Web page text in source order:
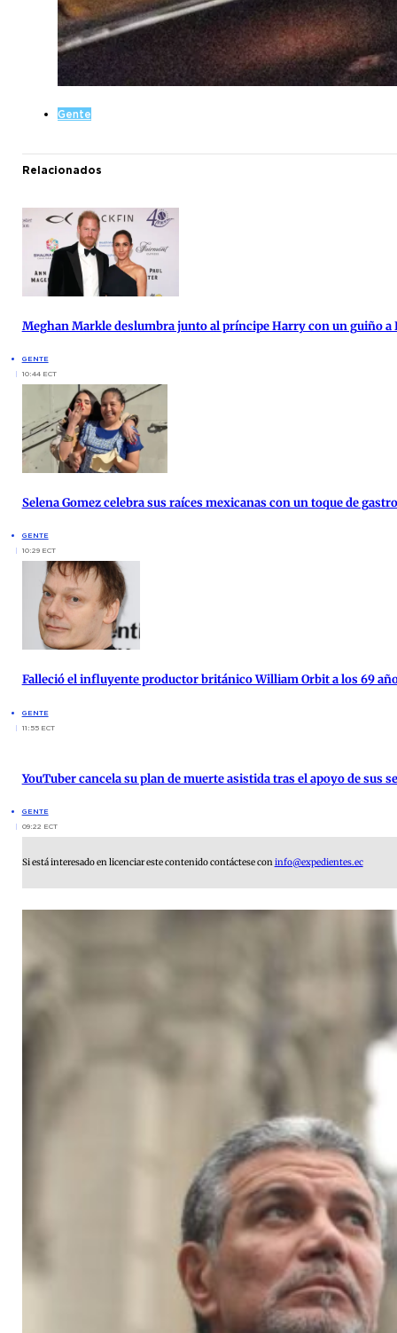
Gente
Relacionados
Meghan Markle deslumbra junto al príncipe Harry con un guiño a
GENTE
10:44 ECT
Selena Gomez celebra sus raíces mexicanas con un toque de
GENTE
10:29 ECT
Falleció el influyente productor británico William Orbit a los 69
GENTE
11:55 ECT
YouTuber cancela su plan de muerte asistida tras el apoyo de sus
GENTE
09:22 ECT
Si está interesado en licenciar este contenido contáctese coninfo@expedientes.ec